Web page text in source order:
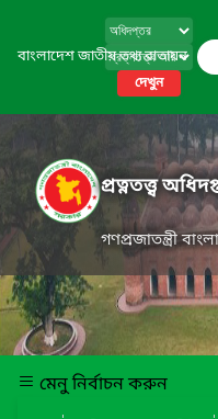
বাংলাদেশ জাতীয় তথ্য বাতায়ন
দেখুন
প্রত্নতত্ত্ব
গণপ্রজাতন্ত্রী
মেনু নির্বাচন করুন